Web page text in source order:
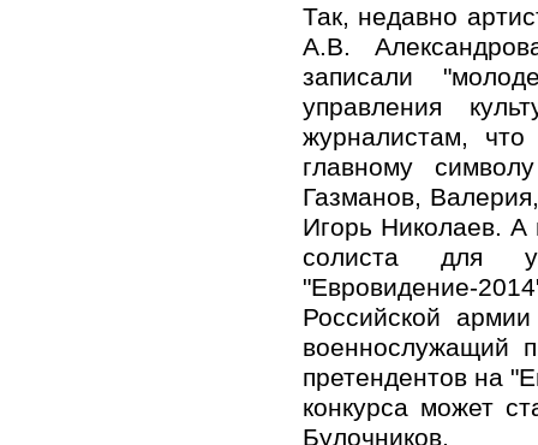
Так, недавно
А.В.
записали
управления
журналистам,
главному
Газманов,
Игорь Николаев. А
солиста для
"Евровидение-
Российской
военнослужащий
претендентов на
конкурса может
Булочников.